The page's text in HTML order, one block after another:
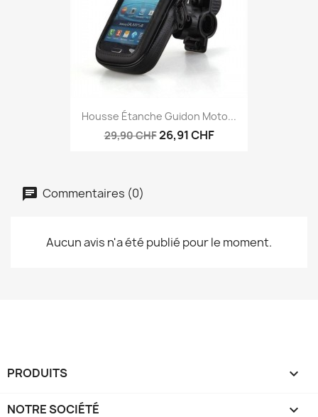
Housse Étanche Guidon Moto...
29,90 CHF26,91 CHF
Commentaires (0)
Aucun avis n'a été publié pour le moment.
PRODUITS 
NOTRE SOCIÉTÉ 